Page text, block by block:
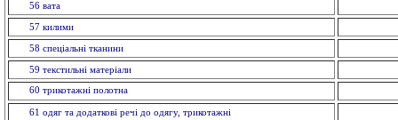
56 вата
57 килими
58 спецiальнi тканини
59 текстильнi матерiали
60 трикотажні полотна
61 одяг та додаткові речі до одягу, трикотажні